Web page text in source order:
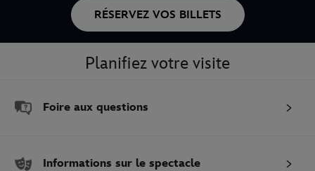
RÉSERVEZ VOS BILLETS
Planifiez votre visite
Foire aux questions
Informations sur le spectacle